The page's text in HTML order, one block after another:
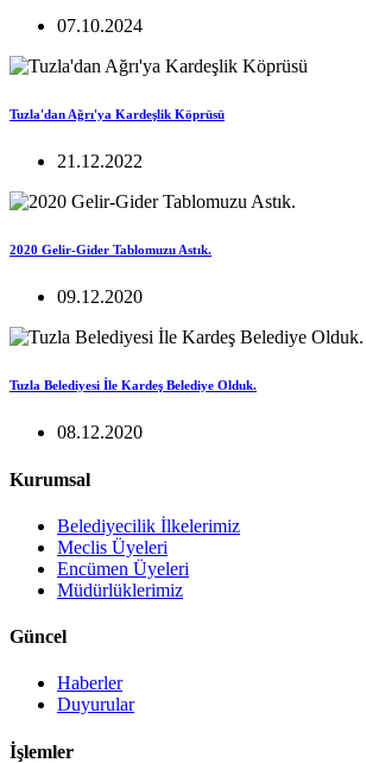
07.10.2024
Tuzla'dan Ağrı'ya Kardeşlik Köprüsü
21.12.2022
2020 Gelir-Gider Tablomuzu Astık.
09.12.2020
Tuzla Belediyesi İle Kardeş Belediye Olduk.
08.12.2020
Kurumsal
Belediyecilik İlkelerimiz
Meclis Üyeleri
Encümen Üyeleri
Müdürlüklerimiz
Güncel
Haberler
Duyurular
İşlemler